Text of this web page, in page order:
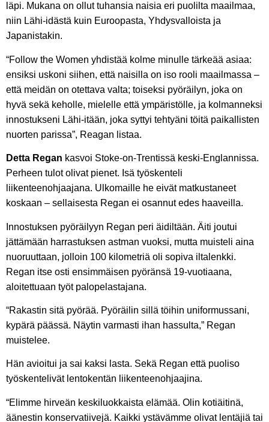
läpi. Mukana on ollut tuhansia naisia eri puolilta maailmaa,
niin Lähi-idästä kuin Euroopasta, Yhdysvalloista ja
Japanistakin.
“Follow the Women yhdistää kolme minulle tärkeää asiaa:
ensiksi uskoni siihen, että naisilla on iso rooli maailmassa –
että meidän on otettava valta; toiseksi pyöräilyn, joka on
hyvä sekä keholle, mielelle että ympäristölle, ja kolmanneksi
innostukseni Lähi-itään, joka syttyi tehtyäni töitä paikallisten
nuorten parissa”, Reagan listaa.
Detta Regan kasvoi Stoke-on-Trentissä keski-Englannissa.
Perheen tulot olivat pienet. Isä työskenteli
liikenteenohjaajana. Ulkomaille he eivät matkustaneet
koskaan – sellaisesta Regan ei osannut edes haaveilla.
Innostuksen pyöräilyyn Regan peri äidiltään. Äiti joutui
jättämään harrastuksen astman vuoksi, mutta muisteli aina
nuoruuttaan, jolloin 100 kilometriä oli sopiva iltalenkki.
Regan itse osti ensimmäisen pyöränsä 19-vuotiaana,
aloitettuaan työt palopelastajana.
“Rakastin sitä pyörää. Pyöräilin sillä töihin uniformussani,
kypärä päässä. Näytin varmasti ihan hassulta,” Regan
muistelee.
Hän avioitui ja sai kaksi lasta. Sekä Regan että puoliso
työskentelivät lentokentän liikenteenohjaajina.
“Elimme hirveän keskiluokkaista elämää. Olin kotiäitinä,
äänestin konservatiivejä. Kaikki ystävämme olivat lentäjiä tai